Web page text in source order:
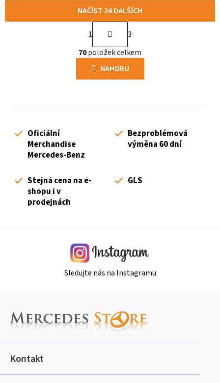
O
v
l
á
a
i
s
u
NAČÍST 24 DALŠÍCH
S
t
r
á
n
v
1
3
70položek celkem
NAHORU
Oficiální
Merchandise
Mercedes-Benz
Bezproblémová
výměna 60 dní
Stejná cena na e-
shopu i v
prodejnách
GLS
Sledujte nás na Instagramu
a
í
Kontakt